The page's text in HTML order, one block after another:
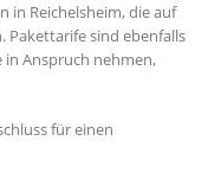
in Reichelsheim, die auf
Pakettarife sind ebenfalls
in Anspruch nehmen,
für einen